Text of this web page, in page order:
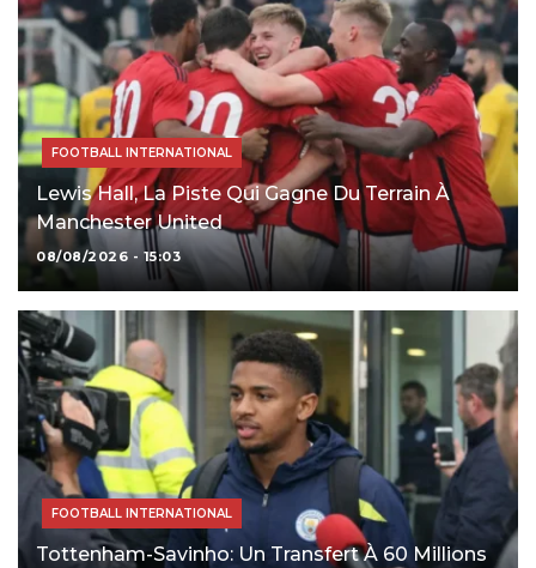
FOOTBALL INTERNATIONAL
Lewis Hall, La Piste Qui Gagne Du Terrain À
Manchester United
08/08/2026 - 15:03
FOOTBALL INTERNATIONAL
Tottenham-Savinho: Un Transfert À 60 Millions